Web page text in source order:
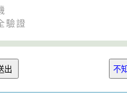
驗證